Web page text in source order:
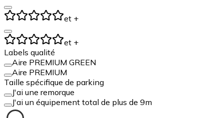
et +
et +
Labels qualité
Aire PREMIUM GREEN
Aire PREMIUM
Taille spécifique de parking
J'ai une remorque
J'ai un équipement total de plus de 9m